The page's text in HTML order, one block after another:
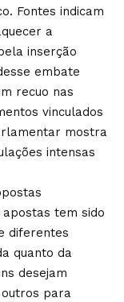
Fontes indicam
a
inserção
embate
recuo nas
vinculados
mostra
intensas
tem sido
diferentes
quanto da
desejam
para